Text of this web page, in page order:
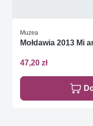
Muzea
Mołdawia 2013 Mi
47,20 zł